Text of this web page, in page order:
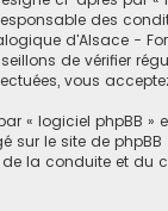
des
d'Alsace -
de vérifier
vous
« logiciel phpBB
sur le site de phpBB
la conduite et du